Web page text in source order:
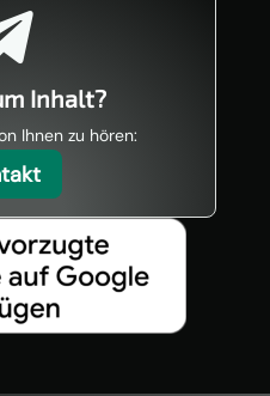
Inhalt?
Ihnen zu hören: